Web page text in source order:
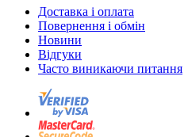
Доставка і оплата
Повернення і обмін
Новини
Відгуки
Часто виникаючи питання